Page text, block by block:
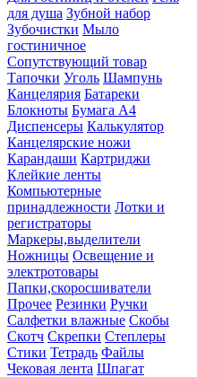
для душа Зубной набор
Зубочистки Мыло
гостиничное
Сопутствующий товар
Тапочки Уголь Шампунь
Канцелярия Батареки
Блокноты Бумага А4
Диспенсеры Калькулятор
Канцелярские ножи
Карандаши Картриджи
Клейкие ленты
Компьютерные
принадлежности Лотки и
регистраторы
Маркеры,выделители
Ножницы Освещение и
электротовары
Папки,скоросшиватели
Прочее Резинки Ручки
Салфетки влажные Скобы
Скотч Скрепки Степлеры
Стики Тетрадь Файлы
Чековая лента Шпагат